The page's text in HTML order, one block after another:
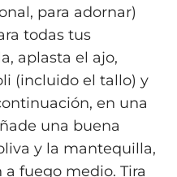
para adornar)
todas tus
aplasta el ajo,
(incluido el tallo) y
en una
una buena
y la mantequilla,
fuego medio. Tira